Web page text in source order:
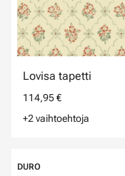
Lovisa tapetti
114,95 €
+2 vaihtoehtoja
DURO